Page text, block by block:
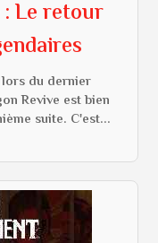
: Le retour
du dernier
Revive est bien
suite. C'est...